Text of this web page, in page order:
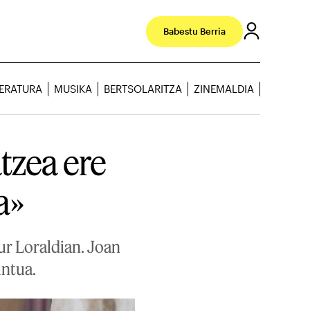
Babestu Berria
MUSIKA BERTSOLARITZA ZINEMALDIA
ere
Loraldian. Joan